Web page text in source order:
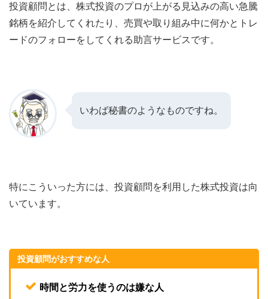
投資顧問とは、株式投資のプロが上がる見込みの高い急騰
銘柄を紹介してくれたり、売買や取り組み中に何かとトレ
ードのフォローをしてくれる助言サービスです。
いわば秘書のようなものですね。
特にこういった方には、投資顧問を利用した株式投資は向
いています。
投資顧問がおすすめな人
時間と労力を使うのは嫌な人